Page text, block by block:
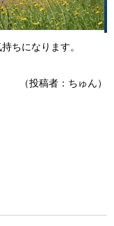
ちになります。
（投稿者：ちゅん）